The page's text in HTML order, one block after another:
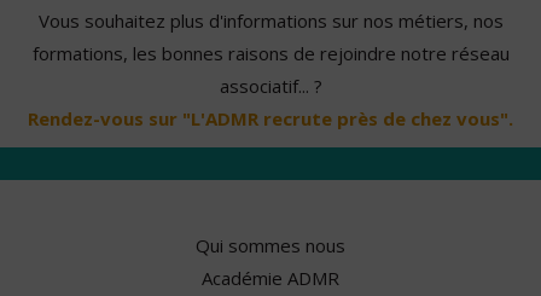
Vous souhaitez plus d'informations sur nos métiers, nos
formations, les bonnes raisons de rejoindre notre réseau
associatif... ?
Rendez-vous sur "L'ADMR recrute près de chez vous".
Qui sommes nous
Académie ADMR